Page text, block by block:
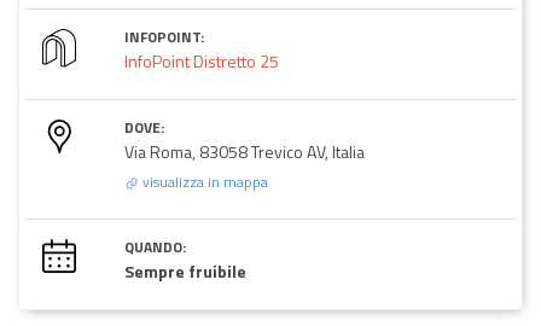
INFOPOINT:
InfoPoint Distretto 25
DOVE:
Via Roma, 83058 Trevico AV, Italia
visualizza in mappa
QUANDO:
Sempre fruibile